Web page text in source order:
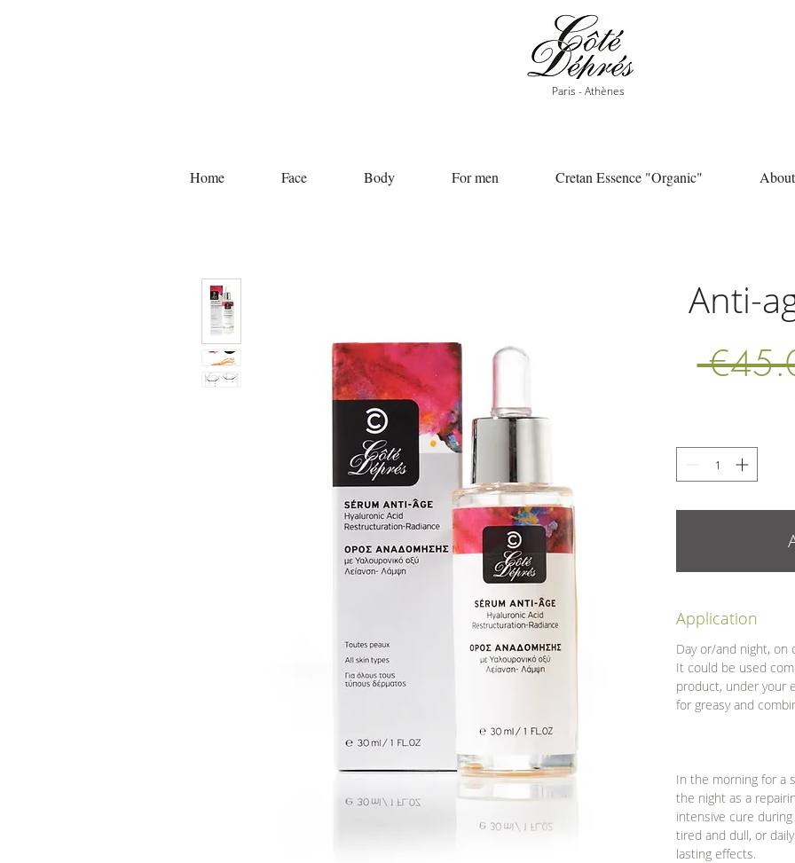
Paris - Athènes
Home Face Body For men Cretan Essence "Organic"
Anti-
Application
Day or/and night, on
It could be used
product, under your
for greasy and
In the morning for a
the night as a
intensive cure
tired and dull, or
lasting effects.